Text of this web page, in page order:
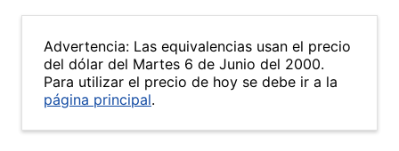
Advertencia: Las equivalencias usan el precio
del dólar del Martes 6 de Junio del 2000.
Para utilizar el precio de hoy se debe ir a la
página principal.